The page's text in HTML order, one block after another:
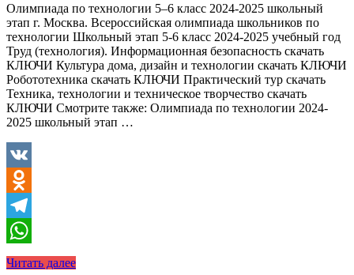
Олимпиада по технологии 5–6 класс 2024-2025 школьный
этап г. Москва. Всероссийская олимпиада школьников по
технологии Школьный этап 5-6 класс 2024-2025 учебный год
Труд (технология). Информационная безопасность скачать
КЛЮЧИ Культура дома, дизайн и технологии скачать КЛЮЧИ
Робототехника скачать КЛЮЧИ Практический тур скачать
Техника, технологии и техническое творчество скачать
КЛЮЧИ Смотрите также: Олимпиада по технологии 2024-
2025 школьный этап …
VK
Odnoklassniki
Telegram
WhatsApp
Читать далее